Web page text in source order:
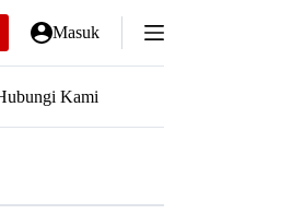
Masuk
Kami